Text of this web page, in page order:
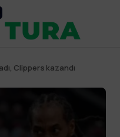
Clippers kazandı